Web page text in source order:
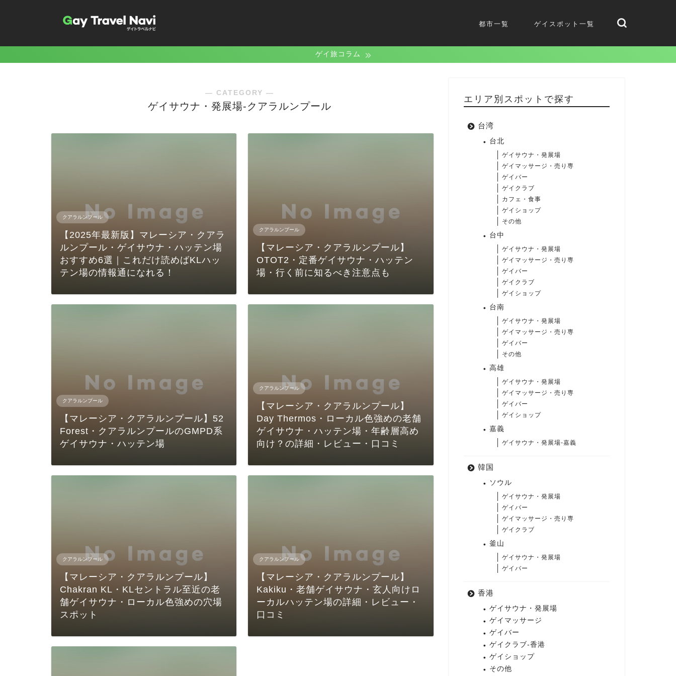
都市一覧 ゲイスポット一覧
ゲイ旅コラム
― CATEGORY ―
ゲイサウナ・発展場-クアラルンプール
クアラルンプール
【2025年最新版】マレーシア・クアラ
ルンプール・ゲイサウナ・ハッテン場
おすすめ6選｜これだけ読めばKLハッ
テン場の情報通になれる！
クアラルンプール
【マレーシア・クアラルンプール】
OTOT2・定番ゲイサウナ・ハッテン
場・行く前に知るべき注意点も
クアラルンプール
【マレーシア・クアラルンプール】52
Forest・クアラルンプールのGMPD系
ゲイサウナ・ハッテン場
クアラルンプール
【マレーシア・クアラルンプール】
Day Thermos・ローカル色強めの老舗
ゲイサウナ・ハッテン場・年齢層高め
向け？の詳細・レビュー・口コミ
クアラルンプール
【マレーシア・クアラルンプール】
Chakran KL・KLセントラル至近の老
舗ゲイサウナ・ローカル色強めの穴場
スポット
クアラルンプール
【マレーシア・クアラルンプール】
Kakiku・老舗ゲイサウナ・玄人向けロ
ーカルハッテン場の詳細・レビュー・
口コミ
エリア別スポットで探す
台湾
台北
ゲイサウナ・発展場
ゲイマッサージ・売り専
ゲイバー
ゲイクラブ
カフェ・食事
ゲイショップ
その他
台中
ゲイサウナ・発展場
ゲイマッサージ・売り専
ゲイバー
ゲイクラブ
ゲイショップ
台南
ゲイサウナ・発展場
ゲイマッサージ・売り専
ゲイバー
その他
高雄
ゲイサウナ・発展場
ゲイマッサージ・売り専
ゲイバー
ゲイショップ
嘉義
ゲイサウナ・発展場-嘉義
韓国
ソウル
ゲイサウナ・発展場
ゲイバー
ゲイマッサージ・売り専
ゲイクラブ
釜山
ゲイサウナ・発展場
ゲイバー
香港
ゲイサウナ・発展場
ゲイマッサージ
ゲイバー
ゲイクラブ-香港
ゲイショップ
その他